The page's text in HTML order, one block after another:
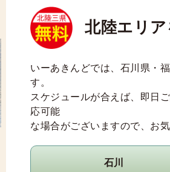
北陸エリア
いーあきんどでは、石川県・
す。
スケジュールが合えば、即日
応可能
な場合がございますので、お
石川